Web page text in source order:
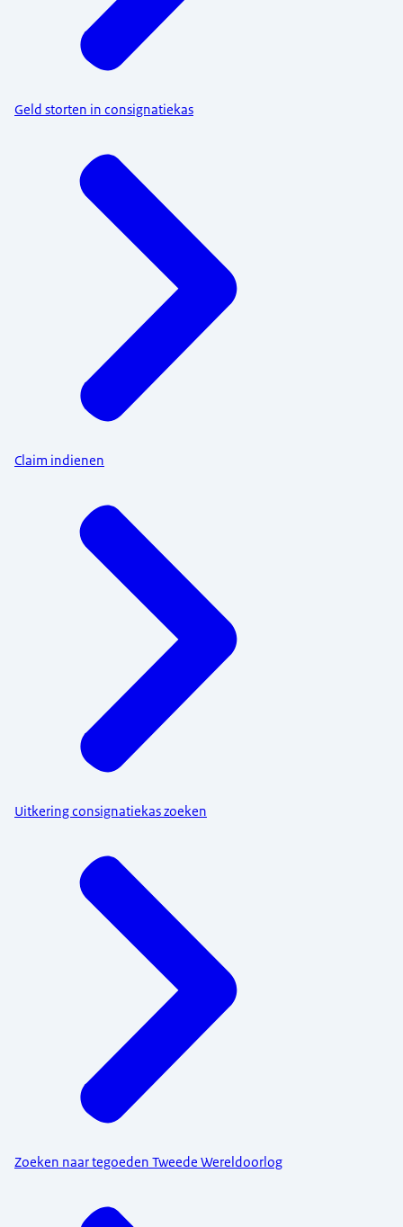
Geld storten in consignatiekas
Claim indienen
Uitkering consignatiekas zoeken
Zoeken naar tegoeden Tweede Wereldoorlog